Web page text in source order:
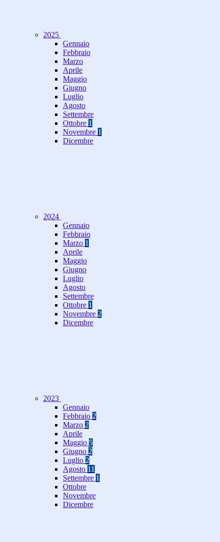
2025
Gennaio
Febbraio
Marzo
Aprile
Maggio
Giugno
Luglio
Agosto
Settembre
Ottobre 1
Novembre 1
Dicembre
2024
Gennaio
Febbraio
Marzo 1
Aprile
Maggio
Giugno
Luglio
Agosto
Settembre
Ottobre 1
Novembre 2
Dicembre
2023
Gennaio
Febbraio 2
Marzo 2
Aprile
Maggio 5
Giugno 2
Luglio 2
Agosto 11
Settembre 1
Ottobre
Novembre
Dicembre